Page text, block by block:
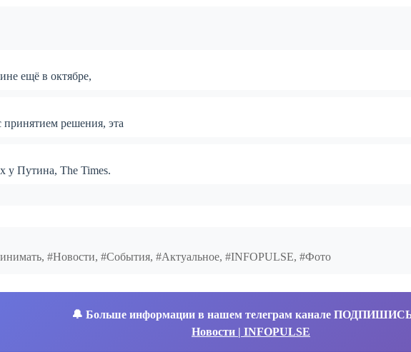
ещё в октябре,
решения, эта
у Путина, The Times.
#Новости, #События, #Актуальное, #INFOPULSE, #Фото
🔔 Больше информации в нашем телеграм канале
Новости | INFOPULSE